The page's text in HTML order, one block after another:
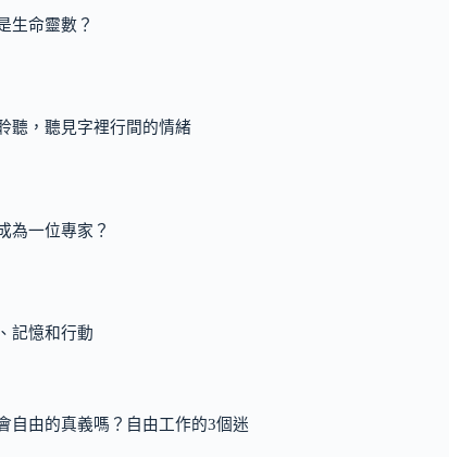
生命靈數？
聽，聽見字裡行間的情緒
為一位專家？
記憶和行動
自由的真義嗎？自由工作的3個迷